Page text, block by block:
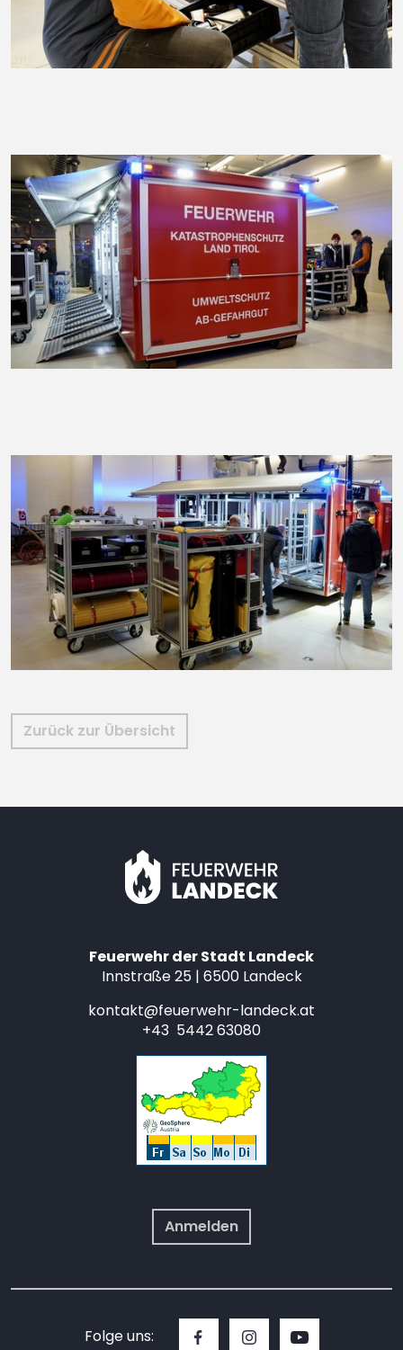
Zurück zur Übersicht
Feuerwehr der Stadt Landeck
Innstraße 25 | 6500 Landeck
kontakt@feuerwehr-landeck.at
+43 5442 63080
Anmelden
Folge uns: